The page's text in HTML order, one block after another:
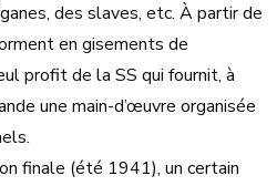
des slaves, etc. À partir de
en gisements de
profit de la SS qui fournit, à
une main-d’œuvre organisée
finale (été 1941), un certain